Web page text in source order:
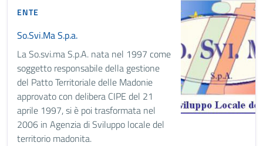
ENTE
So.Svi.Ma S.p.a.
La So.svi.ma S.p.A. nata nel 1997 come
soggetto responsabile della gestione
del Patto Territoriale delle Madonie
approvato con delibera CIPE del 21
aprile 1997, si è poi trasformata nel
2006 in Agenzia di Sviluppo locale del
territorio madonita.